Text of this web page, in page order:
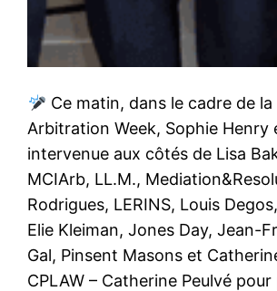
Ce matin, dans le cadre de la
Arbitration Week, Sophie Henry
intervenue aux côtés de Lisa
MCIArb, LL.M.,
Rodrigues, LERINS, Louis
Elie Kleiman, Jones Day, Jean-
Gal, Pinsent Masons et
CPLAW – Catherine Peulvé